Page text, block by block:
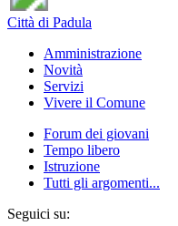
Città di Padula
Amministrazione
Novità
Servizi
Vivere il Comune
Forum dei giovani
Tempo libero
Istruzione
Tutti gli argomenti...
Seguici su: